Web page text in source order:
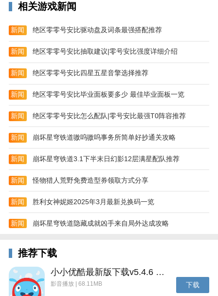
3. 首款双人座椅 浪漫上线
4. 赛季合约 专属奖励更新
5. 车神座驾助力 排位拉力赛回归
v1.19.0.61156 版本
1.全新玩法-心动之旅
2.全新资源-新车新衣，焕然登场
3.新赛季-S16 幻影挑战
4.全新升级-休闲竞技场
v1.14.0.21907 版本
1.新系统-自由组装，赛车革命，打造属于自己的专属组
装车！
2.新剧情-四大车神，首次登场，四大车神首次亮相。
3.新升级-游戏界面美术优化，全新大厅、风格鲜明的四
4.新资源-全新赛车携新宠物、新时装惊喜登场，S联赛
系列A车S-追光者将在新版本中正式亮相！
v1.13.0.17668 版本
相关游戏新闻
新闻 绝区零零号安比驱动盘及词条最强搭配推荐
新闻 绝区零零号安比抽取建议|零号安比强度详细介绍
新闻 绝区零零号安比四星五星音擎选择推荐
新闻 绝区零零号安比毕业面板要多少 最佳毕业面板一览
新闻 绝区零零号安比怎么配队|零号安比最强T0阵容推荐
新闻 崩坏星穹铁道嗷呜嗷呜事务所简单好抄通关攻略
新闻 崩坏星穹铁道3.1下半末日幻影12层满星配队推荐
新闻 怪物猎人荒野免费造型券领取方式分享
新闻 胜利女神妮姬2025年3月最新兑换码一览
新闻 崩坏星穹铁道隐藏成就凶手来自局外达成攻略
推荐下载
小小优酷最新版下载v5.4.6 安卓官方版
影音播放 | 68.11MB 下载